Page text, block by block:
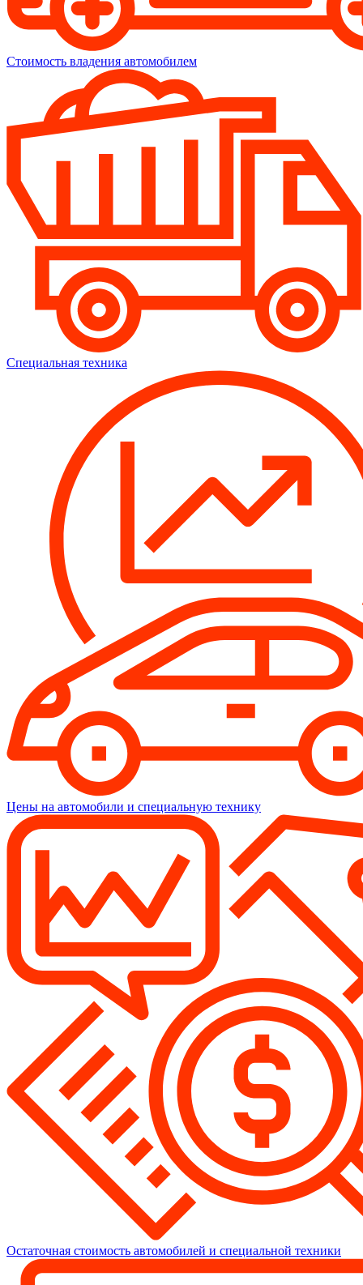
Стоимость владения автомобилем
Специальная техника
Цены на автомобили и специальную технику
Остаточная стоимость автомобилей и специальной техники